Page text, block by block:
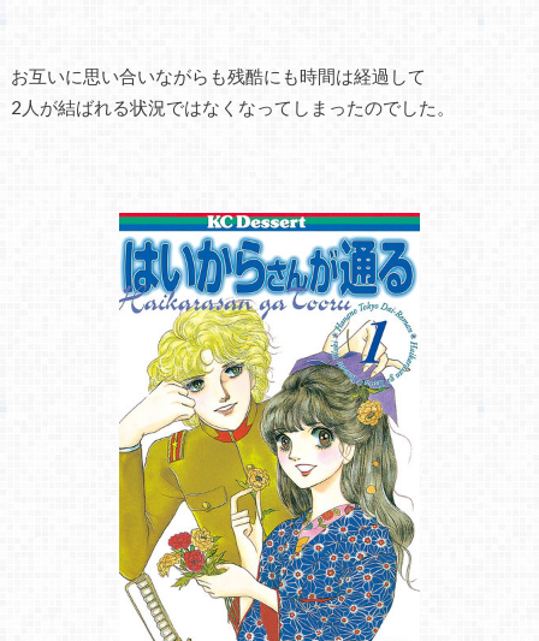
お互いに思い合いながらも残酷にも時間は経過して
2人が結ばれる状況ではなくなってしまったのでした。